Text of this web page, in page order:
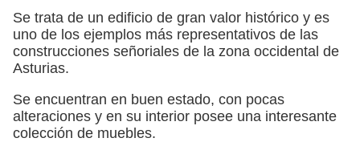
Se trata de un edificio de gran valor histórico y es
uno de los ejemplos más representativos de las
construcciones señoriales de la zona occidental de
Asturias.
Se encuentran en buen estado, con pocas
alteraciones y en su interior posee una interesante
colección de muebles.